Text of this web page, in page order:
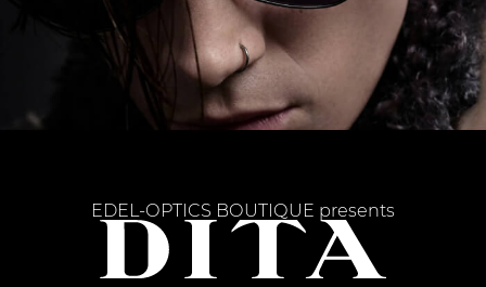
EDEL-OPTICS BOUTIQUE presents